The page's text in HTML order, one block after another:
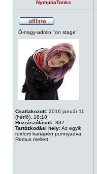
NymphaTonks
Ó-nagy-admin "on stage"
Csatlakozott: 2016 január 11
(hétfő), 18:18
Hozzászólások: 837
Tartózkodási hely:Az egyik
roxforti kanapén punnyadva
Remus mellett